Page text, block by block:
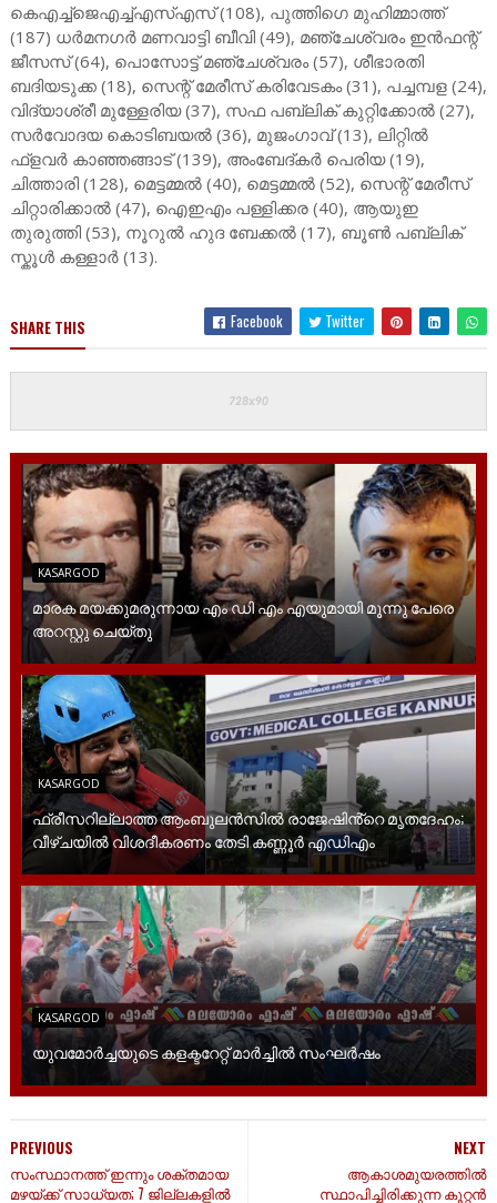
കെഎച്ച്ജെഎച്ച്എസ്എസ് (108), പുത്തിഗെ മുഹിമ്മാത്ത്
(187) ധർമനഗർ മണവാട്ടി ബീവി (49), മഞ്ചേശ്വരം ഇൻഫന്റ്
ജീസസ് (64), പൊസോട്ട് മഞ്ചേശ്വരം (57), ശീഭാരതി
ബദിയടുക്ക (18), സെന്റ് മേരീസ് കരിവേടകം (31), പച്ചമ്പള (24),
വിദ്യാശ്രീ മുള്ളേരിയ (37), സഫ പബ്ലിക് കുറ്റിക്കോൽ (27),
സർവോദയ കൊടിബയൽ (36), മുജംഗാവ് (13), ലിറ്റിൽ
ഫ്ളവർ കാഞ്ഞങ്ങാട് (139), അംബേദ്കർ പെരിയ (19),
ചിത്താരി (128), മെട്ടമ്മൽ (40), മെട്ടമ്മൽ (52), സെന്റ് മേരീസ്
ചിറ്റാരിക്കാൽ (47), ഐഇഎം പള്ളിക്കര (40), ആയുഇ
തുരുത്തി (53), നൂറുൽ ഹുദ ബേക്കൽ (17), ബൂൺ പബ്ലിക്
സ്കൂൾ കള്ളാർ (13).
SHARE THIS Facebook Twitter
KASARGOD
മാരക മയക്കുമരുന്നായ എം ഡി എം എയുമായി മൂന്നു പേരെ
അറസ്റ്റു ചെയ്തു
KASARGOD
ഫ്രീസറില്ലാത്ത ആംബുലൻസിൽ രാജേഷിൻ്റെ മൃതദേഹം;
വീഴ്ചയിൽ വിശദീകരണം തേടി കണ്ണൂർ എഡിഎം
KASARGOD
യുവമോര്‍ച്ചയുടെ കളക്ടറേറ്റ് മാര്‍ച്ചില്‍ സംഘര്‍ഷം
NEXT
ആകാശമുയരത്തിൽ
സ്ഥാപിച്ചിരിക്കുന്ന കൂറ്റൻ
PREVIOUS
സംസ്ഥാനത്ത് ഇന്നും ശക്തമായ
മഴയ്ക്ക് സാധ്യത; 7 ജില്ലകളിൽ